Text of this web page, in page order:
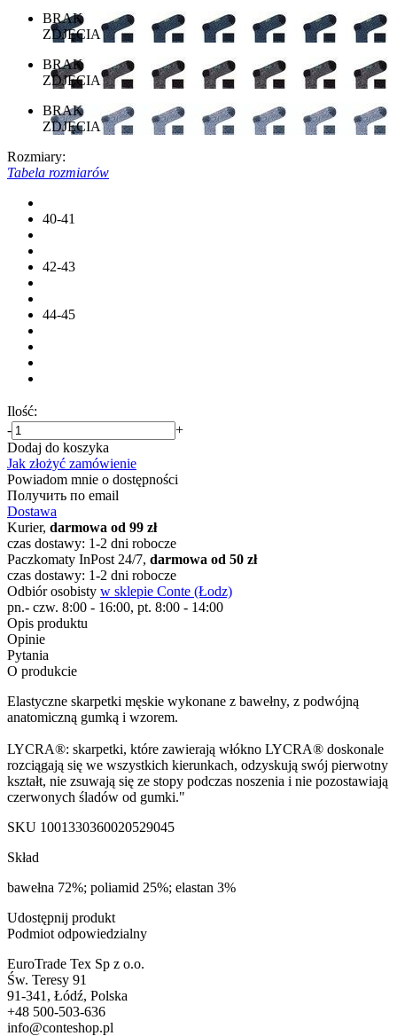
BRAK
ZDJĘCIA
BRAK
ZDJĘCIA
BRAK
ZDJĘCIA
Rozmiary:
Tabela rozmiarów
40-41
42-43
44-45
Ilość:
-
+
Dodaj do koszyka
Jak złożyć zamówienie
Powiadom mnie o dostępności
Получить по email
Dostawa
Kurier, darmowa od 99 zł
czas dostawy: 1-2 dni robocze
Paczkomaty InPost 24/7, darmowa od 50 zł
czas dostawy: 1-2 dni robocze
Odbiór osobisty w sklepie Conte (Łodz)
pn.- czw. 8:00 - 16:00, pt. 8:00 - 14:00
Opis produktu
Opinie
Pytania
O produkcie
Elastyczne skarpetki męskie wykonane z bawełny, z podwójną
anatomiczną gumką i wzorem.
LYCRA®: skarpetki, które zawierają włókno LYCRA® doskonale
rozciągają się we wszystkich kierunkach, odzyskują swój pierwotny
kształt, nie zsuwają się ze stopy podczas noszenia i nie pozostawiają
czerwonych śladów od gumki."
SKU 1001330360020529045
Skład
bawełna 72%; poliamid 25%; elastan 3%
Udostępnij produkt
Podmiot odpowiedzialny
EuroTrade Tex Sp z o.o.
Św. Teresy 91
91-341, Łódź, Polska
+48 500-503-636
info@conteshop.pl